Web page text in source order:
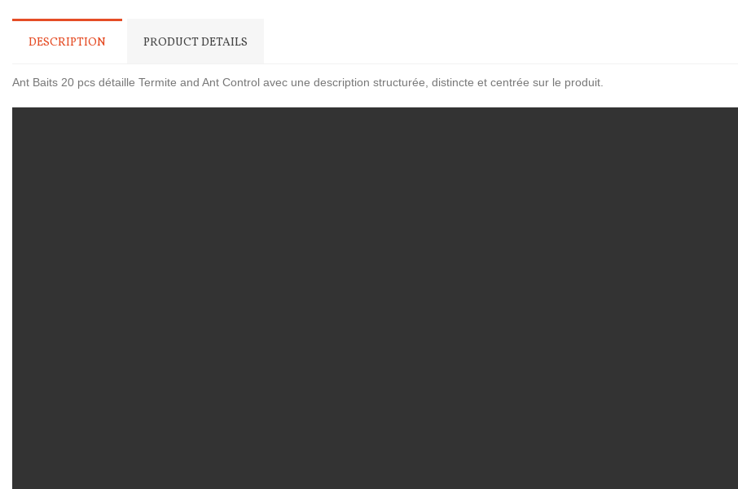
DESCRIPTION PRODUCT DETAILS
Ant Baits 20 pcs détaille Termite and Ant Control avec une description structurée, distincte et centrée sur le produit.